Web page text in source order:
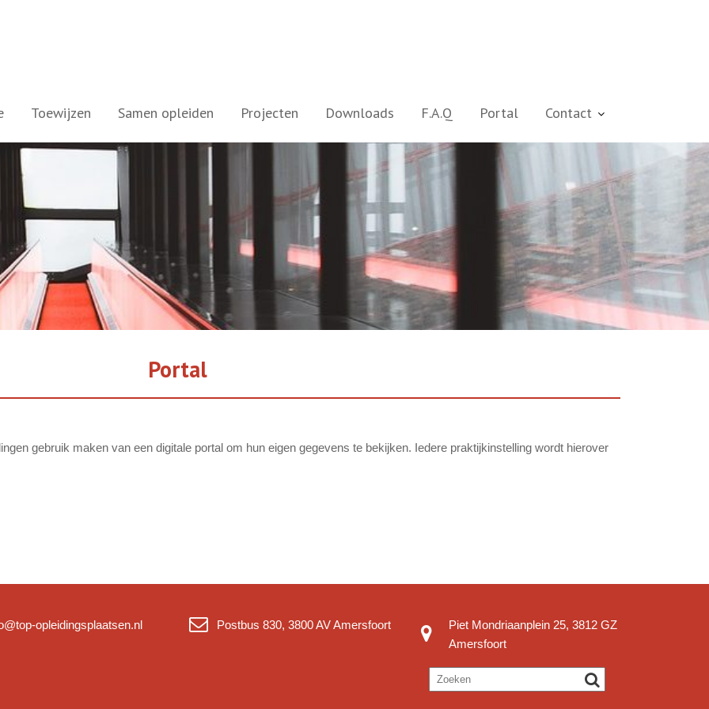
Toewijzen Samen opleiden Projecten Downloads F.A.Q Portal Contact
Portal
gebruik maken van een digitale portal om hun eigen gegevens te bekijken. Iedere praktijkinstelling wordt hierover
opleidingsplaatsen.nl Postbus 830, 3800 AV Amersfoort
Piet Mondriaanplein 25, 3812 GZ
Amersfoort